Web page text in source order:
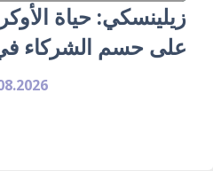
زيلينسكي: حياة
على حسم الشركاء في